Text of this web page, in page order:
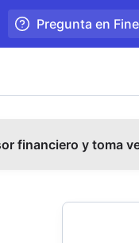
Pregunta en
financiero y toma